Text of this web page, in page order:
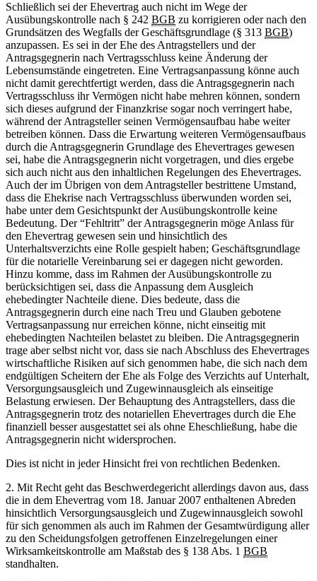
Schließlich sei der Ehevertrag auch nicht im Wege der
Ausübungskontrolle nach § 242 BGB zu korrigieren oder nach den
Grundsätzen des Wegfalls der Geschäftsgrundlage (§ 313 BGB)
anzupassen. Es sei in der Ehe des Antragstellers und der
Antragsgegnerin nach Vertragsschluss keine Änderung der
Lebensumstände eingetreten. Eine Vertragsanpassung könne auch
nicht damit gerechtfertigt werden, dass die Antragsgegnerin nach
Vertragsschluss ihr Vermögen nicht habe mehren können, sondern
sich dieses aufgrund der Finanzkrise sogar noch verringert habe,
während der Antragsteller seinen Vermögensaufbau habe weiter
betreiben können. Dass die Erwartung weiteren Vermögensaufbaus
durch die Antragsgegnerin Grundlage des Ehevertrages gewesen
sei, habe die Antragsgegnerin nicht vorgetragen, und dies ergebe
sich auch nicht aus den inhaltlichen Regelungen des Ehevertrages.
Auch der im Übrigen von dem Antragsteller bestrittene Umstand,
dass die Ehekrise nach Vertragsschluss überwunden worden sei,
habe unter dem Gesichtspunkt der Ausübungskontrolle keine
Bedeutung. Der “Fehltritt” der Antragsgegnerin möge Anlass für
den Ehevertrag gewesen sein und hinsichtlich des
Unterhaltsverzichts eine Rolle gespielt haben; Geschäftsgrundlage
für die notarielle Vereinbarung sei er dagegen nicht geworden.
Hinzu komme, dass im Rahmen der Ausübungskontrolle zu
berücksichtigen sei, dass die Anpassung dem Ausgleich
ehebedingter Nachteile diene. Dies bedeute, dass die
Antragsgegnerin durch eine nach Treu und Glauben gebotene
Vertragsanpassung nur erreichen könne, nicht einseitig mit
ehebedingten Nachteilen belastet zu bleiben. Die Antragsgegnerin
trage aber selbst nicht vor, dass sie nach Abschluss des Ehevertrages
wirtschaftliche Risiken auf sich genommen habe, die sich nach dem
endgültigen Scheitern der Ehe als Folge des Verzichts auf Unterhalt,
Versorgungsausgleich und Zugewinnausgleich als einseitige
Belastung erwiesen. Der Behauptung des Antragstellers, dass die
Antragsgegnerin trotz des notariellen Ehevertrages durch die Ehe
finanziell besser ausgestattet sei als ohne Eheschließung, habe die
Antragsgegnerin nicht widersprochen.
Dies ist nicht in jeder Hinsicht frei von rechtlichen Bedenken.
2. Mit Recht geht das Beschwerdegericht allerdings davon aus, dass
die in dem Ehevertrag vom 18. Januar 2007 enthaltenen Abreden
hinsichtlich Versorgungsausgleich und Zugewinnausgleich sowohl
für sich genommen als auch im Rahmen der Gesamtwürdigung aller
zu den Scheidungsfolgen getroffenen Einzelregelungen einer
Wirksamkeitskontrolle am Maßstab des § 138 Abs. 1 BGB
standhalten.